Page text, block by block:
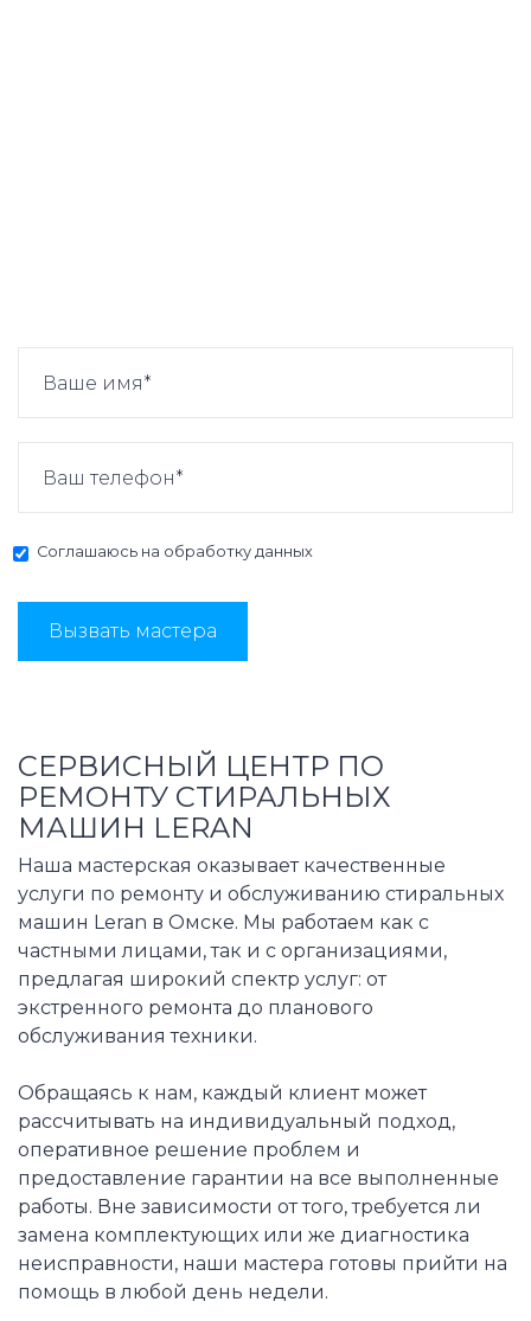
Соглашаюсь на обработку данных
Вызвать мастера
СЕРВИСНЫЙ ЦЕНТР ПО
РЕМОНТУ СТИРАЛЬНЫХ
МАШИН LERAN
Наша мастерская оказывает качественные
услуги по ремонту и обслуживанию стиральных
машин Leran в Омске. Мы работаем как с
частными лицами, так и с организациями,
предлагая широкий спектр услуг: от
экстренного ремонта до планового
обслуживания техники.
Обращаясь к нам, каждый клиент может
рассчитывать на индивидуальный подход,
оперативное решение проблем и
предоставление гарантии на все выполненные
работы. Вне зависимости от того, требуется ли
замена комплектующих или же диагностика
неисправности, наши мастера готовы прийти на
помощь в любой день недели.